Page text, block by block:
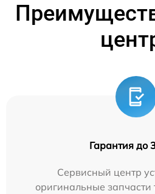
Гарантия до
Сервисный центр
оригинальные запчасти